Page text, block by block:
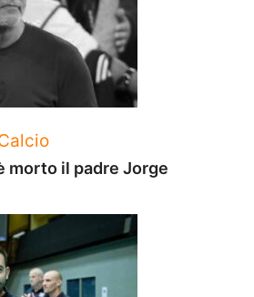
morto il padre Jorge